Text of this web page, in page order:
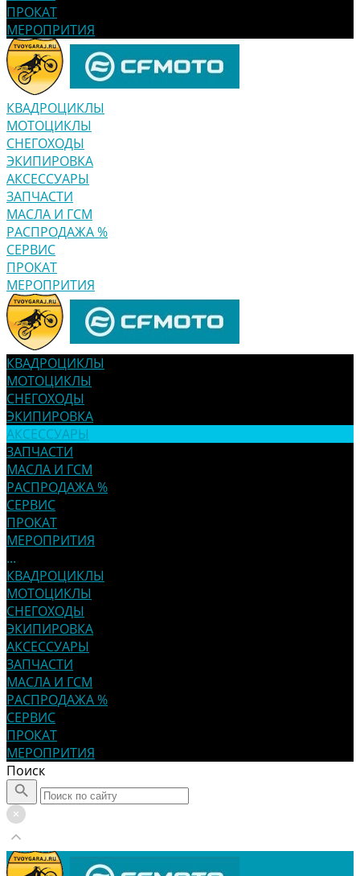
ПРОКАТ
МЕРОПРИТИЯ
КВАДРОЦИКЛЫ
МОТОЦИКЛЫ
СНЕГОХОДЫ
ЭКИПИРОВКА
АКСЕССУАРЫ
ЗАПЧАСТИ
МАСЛА И ГСМ
РАСПРОДАЖА %
СЕРВИС
ПРОКАТ
МЕРОПРИТИЯ
КВАДРОЦИКЛЫ
МОТОЦИКЛЫ
СНЕГОХОДЫ
ЭКИПИРОВКА
АКСЕССУАРЫ
ЗАПЧАСТИ
МАСЛА И ГСМ
РАСПРОДАЖА %
СЕРВИС
ПРОКАТ
МЕРОПРИТИЯ
...
КВАДРОЦИКЛЫ
МОТОЦИКЛЫ
СНЕГОХОДЫ
ЭКИПИРОВКА
АКСЕССУАРЫ
ЗАПЧАСТИ
МАСЛА И ГСМ
РАСПРОДАЖА %
СЕРВИС
ПРОКАТ
МЕРОПРИТИЯ
Поиск